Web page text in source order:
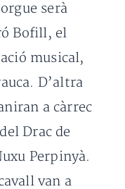
serà
Bofill, el
musical,
D’altra
a càrrec
Drac de
Perpinyà.
van a